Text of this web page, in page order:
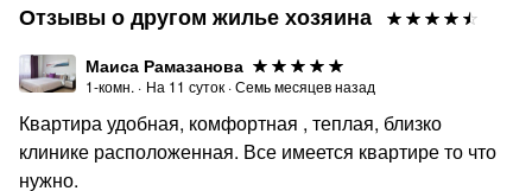
им.Алмазова, Перинатальный Центр и Детский
неврологический центр Доктрина («Прогноз»)
️ 5 мин пешком: Торгово-развлекательные центры,
кинотеатры, продуктовые гипермаркеты, кафе, аптеки
️Для прогулок: Удельный парк
Отзывы о другом жилье хозяина
Маиса Рамазанова
1-комн. · На 11 суток ·Семь месяцев назад
Квартира удобная, комфортная , теплая, близко
клинике расположенная. Все имеется квартире то что
нужно.